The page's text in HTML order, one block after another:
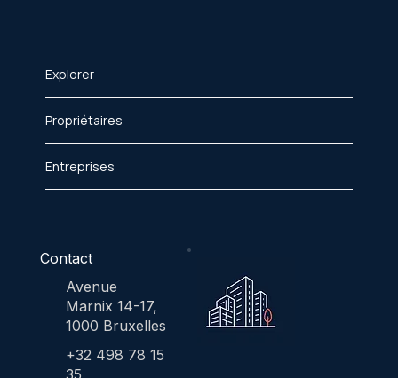
Explorer
Propriétaires
Entreprises
Contact
Avenue
Marnix 14-17,
1000 Bruxelles
+32 498 78 15
35